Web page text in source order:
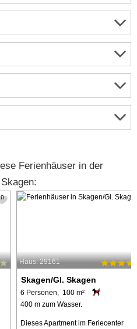
Ferienhäuser in der
Haus: 29161
Skagen/Gl. Skagen
6 Personen, 100 m²
400 m zum Wasser.
Dieses Apartment im Feriecenter